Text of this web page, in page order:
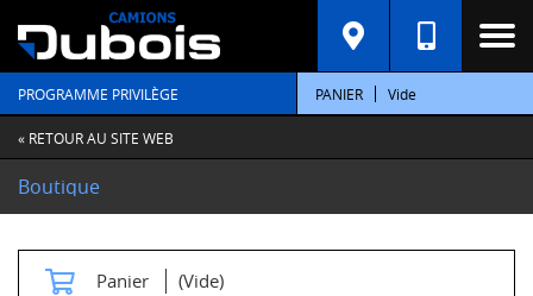
PROGRAMME PRIVILÈGE PANIER Vide
« RETOUR AU SITE WEB
Boutique
Panier (Vide)
C
A
T
É
G
O
R
E
S